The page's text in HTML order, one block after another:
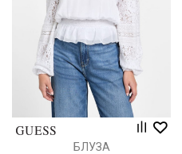
БЛУЗА